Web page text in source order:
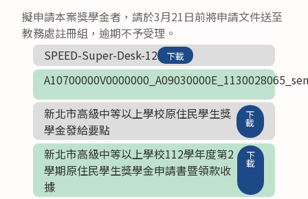
擬申請本案獎學金者，請於3月21日前將申請文件送至
教務處註冊組，逾期不予受理。
SPEED-Super-Desk-12
下載
新北市高級中等以上學校原住民學生獎
學金發給要點
下
載
新北市高級中等以上學校112學年度第2
學期原住民學生獎學金申請書暨領款收
據
下
載